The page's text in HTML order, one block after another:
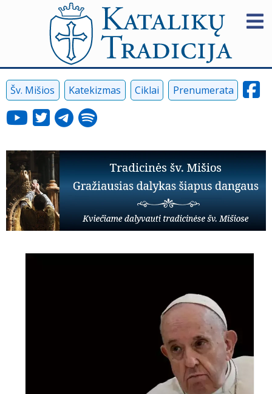
Šv. Mišios Katekizmas Ciklai Prenumerata